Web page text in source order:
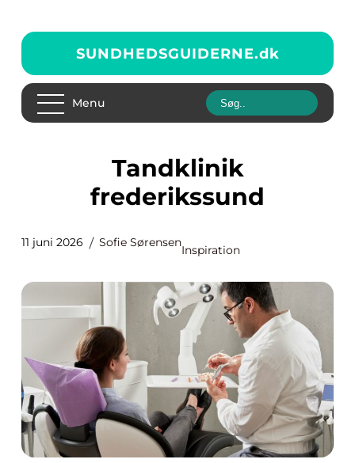
SUNDHEDSGUIDERNE.dk
Menu
Tandklinik
frederikssund
11 juni 2026 Sofie Sørensen
Inspiration